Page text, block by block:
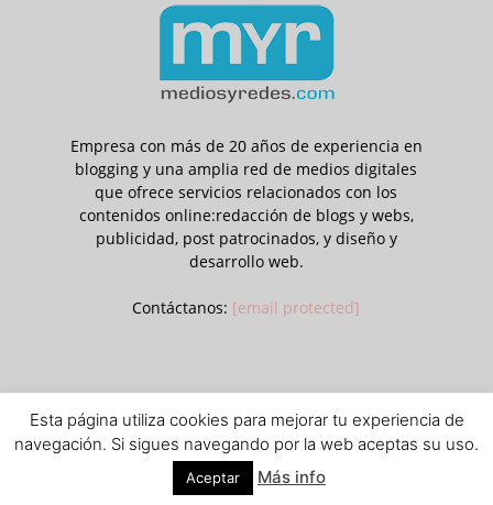
Empresa con más de 20 años de experiencia en
blogging y una amplia red de medios digitales
que ofrece servicios relacionados con los
contenidos online:redacción de blogs y webs,
publicidad, post patrocinados, y diseño y
desarrollo web.
Contáctanos: [email protected]
Aviso legal Política de privacidad y cookies
© © Contenidos bajo licencia Creative Commons (CC) 1995-2018 Medios
y Redes online. Otros contenidos se cita fuente.
Esta página utiliza cookies para mejorar tu experiencia de
navegación. Si sigues navegando por la web aceptas su uso.
Aceptar Más info